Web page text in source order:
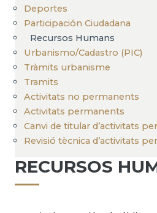
Deportes
Participación Ciudadana
Recursos Humans
Urbanismo/Cadastro (PIC)
Tràmits urbanisme
Tramits
Activitats no permanents
Activitats permanents
Canvi de titular d’activitats
Revisió tècnica d’activitats
RECURSOS